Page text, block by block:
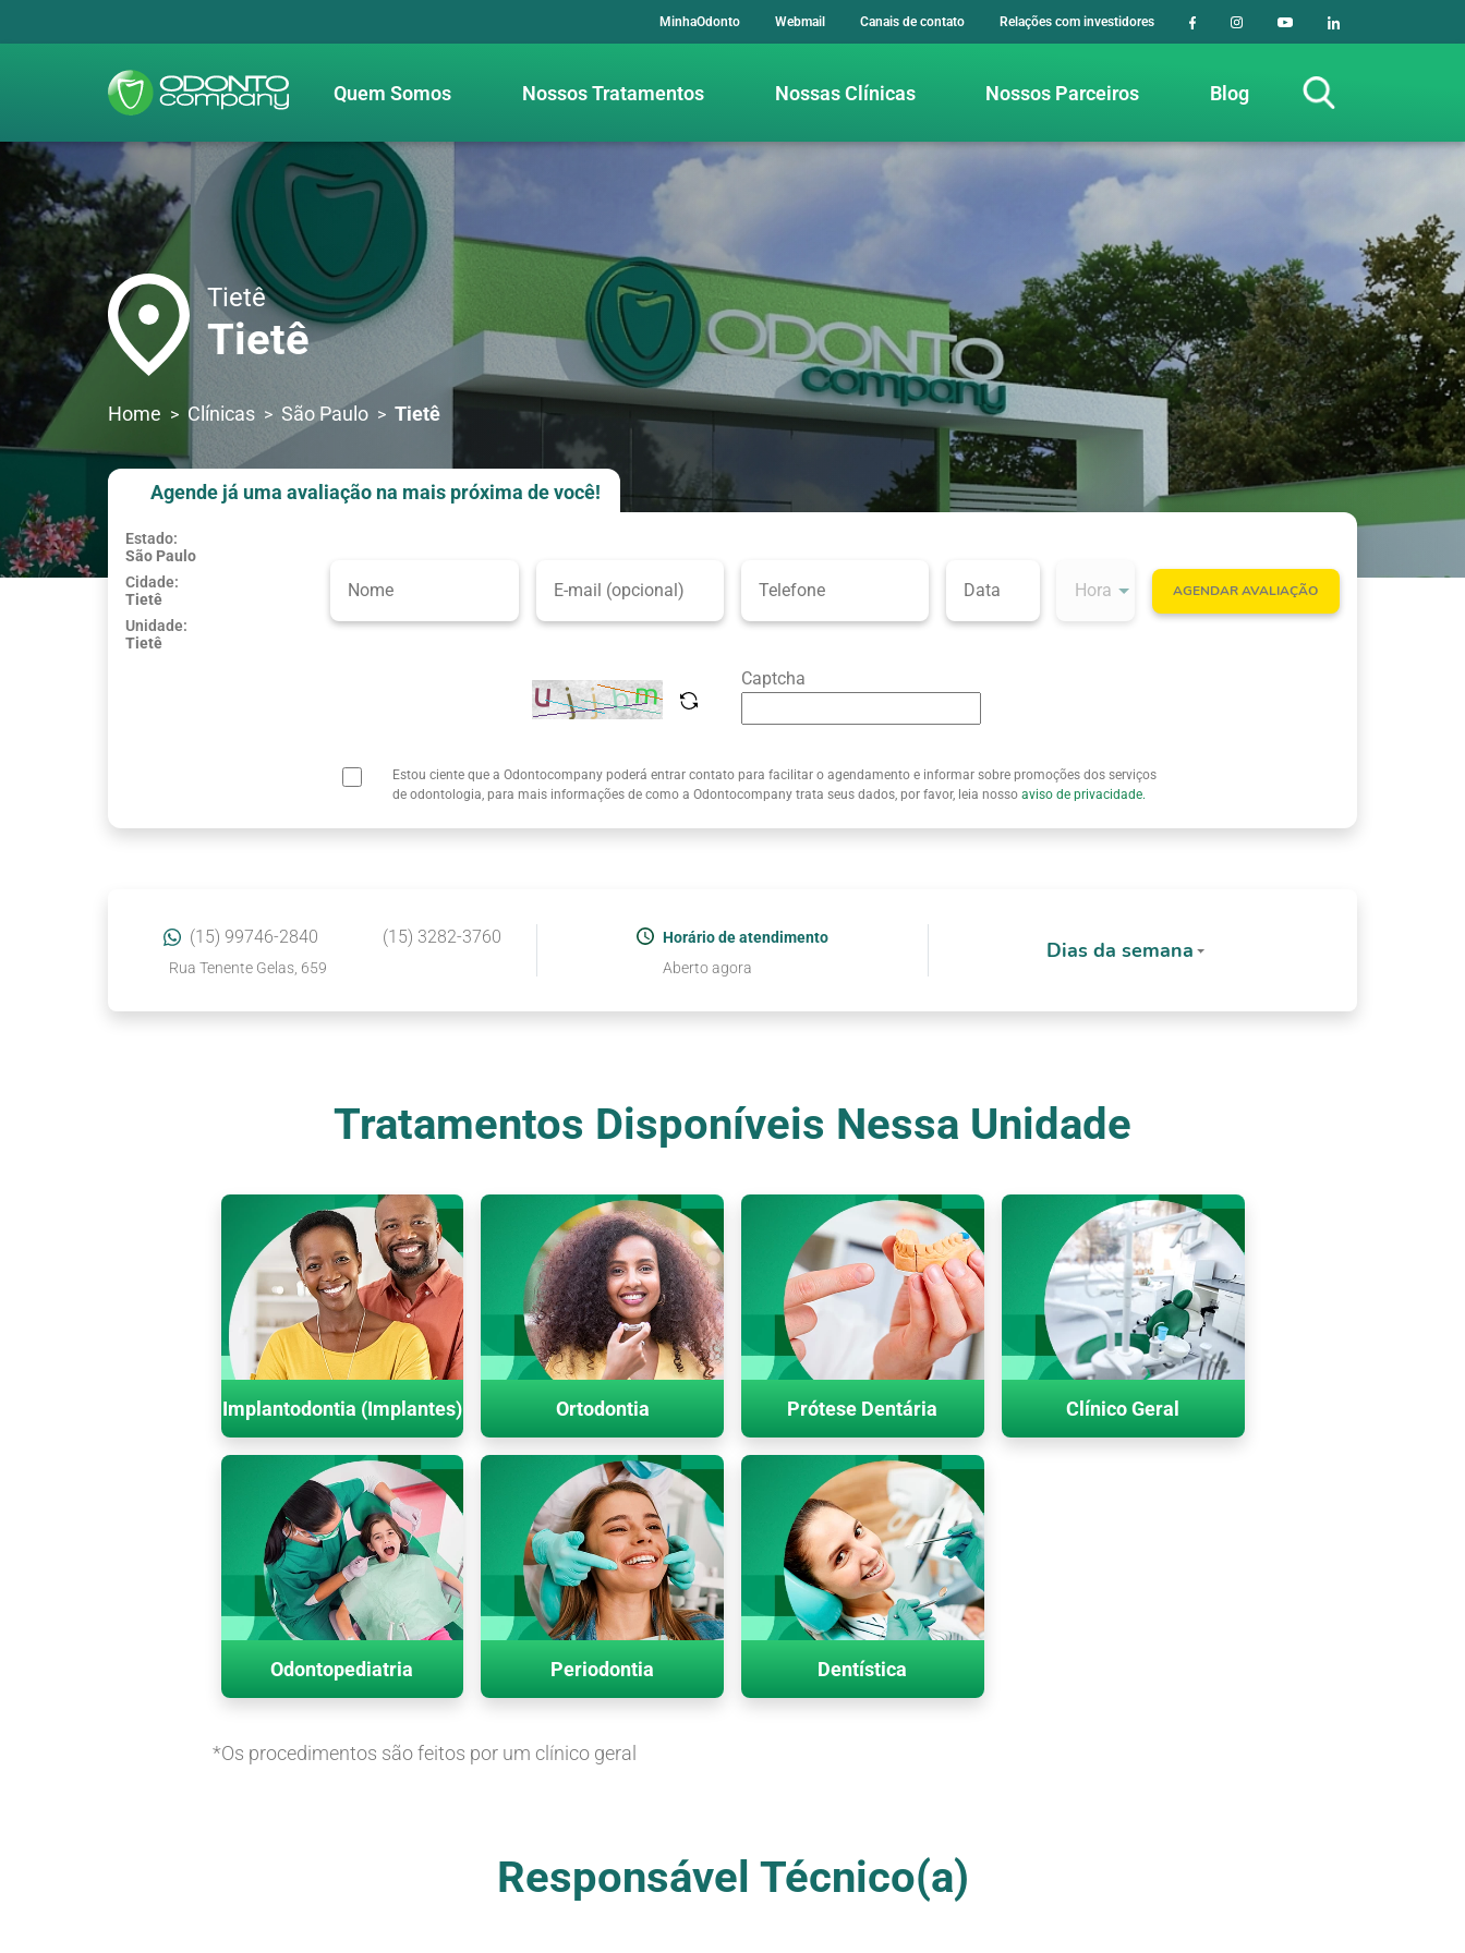
MinhaOdonto Webmail Canais de contato Relações com investidores
Quem Somos Nossos Tratamentos Nossas Clínicas Nossos Parceiros Blog
Tietê
Tietê
Home Clínicas São Paulo Tietê
Agende já uma avaliação na mais próxima de você!
Usar minha localização
Estado:
São Paulo
Cidade:
Tietê
Unidade:
Tietê
AGENDAR AVALIAÇÃO
Captcha
Estou ciente que a Odontocompany poderá entrar contato para facilitar o agendamento e informar sobre promoções dos serviços
de odontologia, para mais informações de como a Odontocompany trata seus dados, por favor, leia nosso aviso de privacidade.
(15) 99746-2840 (15) 3282-3760
Rua Tenente Gelas, 659
Horário de atendimento
Aberto agora
Dias da semana
Tratamentos Disponíveis Nessa Unidade
Implantodontia (Implantes) Ortodontia Prótese Dentária Clínico Geral
Odontopediatria Periodontia Dentística
*Os procedimentos são feitos por um clínico geral
Responsável Técnico(a)